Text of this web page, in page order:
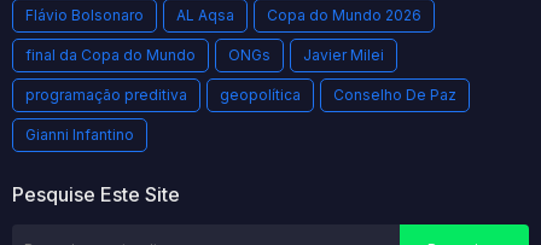
Flávio Bolsonaro AL Aqsa Copa do Mundo 2026
final da Copa do Mundo ONGs Javier Milei
programação preditiva geopolítica Conselho De Paz
Gianni Infantino
Pesquise Este Site